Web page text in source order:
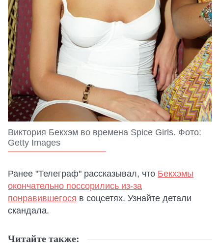
Виктория Бекхэм во времена Spice Girls. Фото:
Getty Images
Ранее "Телеграф" рассказывал, что Бекхэмы
окончательно поссорились из-за
понравившегося в соцсетях. Узнайте детали
скандала.
Читайте также: